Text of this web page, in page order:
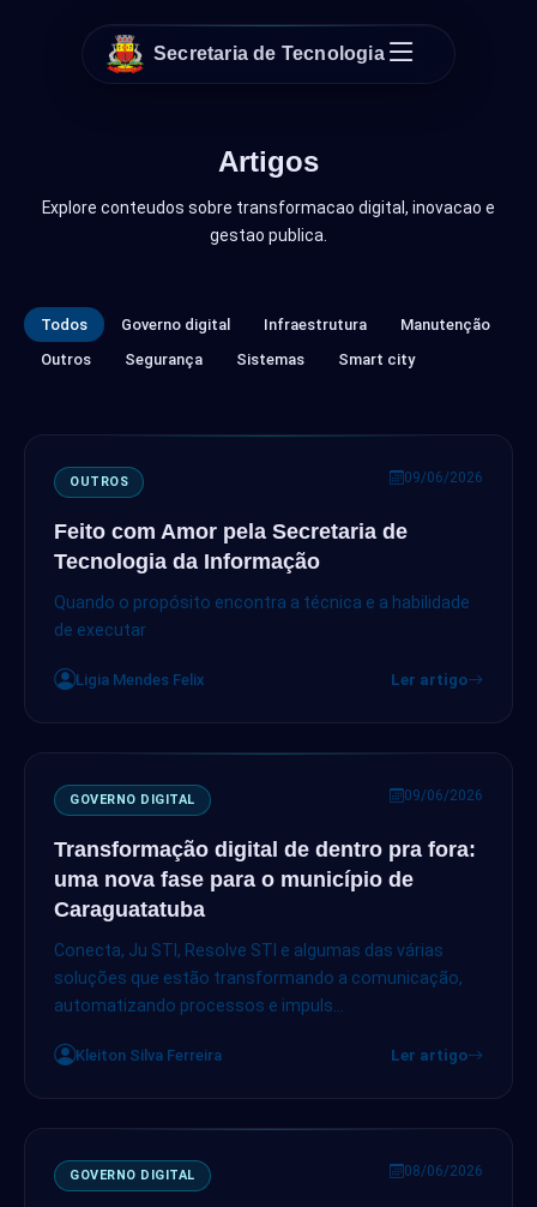
Secretaria de Tecnologia
Artigos
Explore conteudos sobre transformacao digital, inovacao e
gestao publica.
Todos Governo digital Infraestrutura
Manutenção
Outros
Segurança Sistemas Smart city
OUTROS 09/06/2026
Feito com Amor pela Secretaria de
Tecnologia da Informação
Quando o propósito encontra a técnica e a habilidade
de executar
Ligia Mendes Felix Ler artigo
GOVERNO DIGITAL 09/06/2026
Transformação digital de dentro pra fora:
uma nova fase para o município de
Caraguatatuba
Conecta, Ju STI, Resolve STI e algumas das várias
soluções que estão transformando a comunicação,
automatizando processos e impuls...
Kleiton Silva Ferreira Ler artigo
GOVERNO DIGITAL 08/06/2026